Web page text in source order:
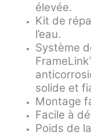
élevée.
Kit de
l’eau.
Système
solide et
Montage
Facile à
Poids de